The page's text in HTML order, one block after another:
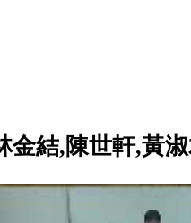
金結,陳世軒,黃